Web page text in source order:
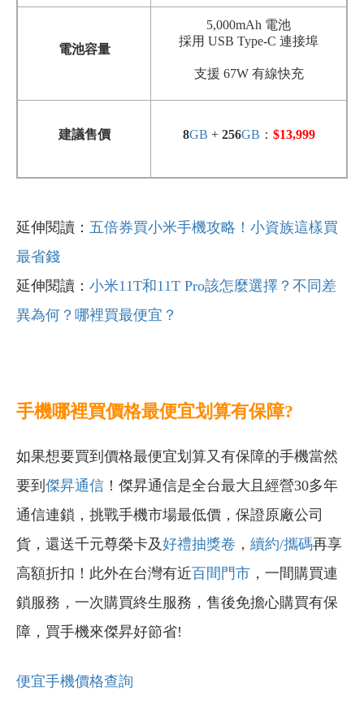
電池容量
5,000mAh 電池
採用 USB Type-C 連接埠
支援 67W 有線快充
建議售價 8GB +256GB ： $13,999
延伸閱讀： 五倍券買小米手機攻略！小資族這樣買
最省錢
延伸閱讀： 小米11T和11T Pro該怎麼選擇？不同差
異為何？哪裡買最便宜？
手機哪裡買價格最便宜划算有保障?
如果想要買到價格最便宜划算又有保障的手機當然
要到 傑昇通信 ！傑昇通信是全台最大且經營30多年
通信連鎖，挑戰手機市場最低價，保證原廠公司
貨，還送千元尊榮卡及好禮抽獎卷 ， 續約/攜碼再享
高額折扣！此外在台灣有近百間門市 ，一間購買連
鎖服務，一次購買終生服務，售後免擔心購買有保
障，買手機來傑昇好節省!
便宜手機價格查詢